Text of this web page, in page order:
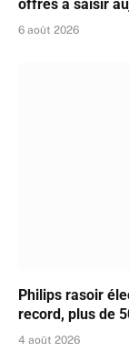
offres à saisir
6 août 2026
Philips rasoir
record, plus de
4 août 2026